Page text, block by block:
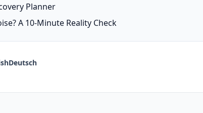
Planner
A 10-Minute Reality Check
Deutsch